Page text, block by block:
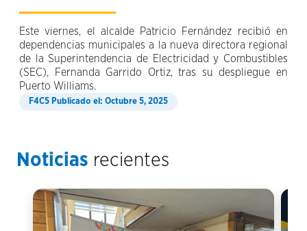
Este viernes, el alcalde Patricio Fernández recibió en
dependencias municipales a la nueva directora regional
de la Superintendencia de Electricidad y Combustibles
(SEC), Fernanda Garrido Ortiz, tras su despliegue en
Puerto Williams.
Publicado el: Octubre 5, 2025
Noticias recientes